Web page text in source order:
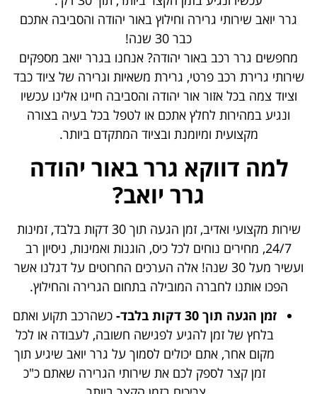
גרר יואב שירותי גרירה וחילוץ באור יהודה והסביבה אתכם
כבר 30 שנה!
מחפשים גרר רכב באור יהודה? אנחנו בגרר יואב מספקים
שירותי גרירת רכב פרטי, גרירת משאיות וגרירה של ציוד כבד
וציוד צמה בכל אזור אור יהודה והסביבה חייגו אלינו עכשיו
ונגיע במהירות לחלץ אתכם או לטפל בכל בעיה בצורה
מקצועית ומיומנת ובציוד המתקדם ביותר.
למה דווקא גרר באור יהודה
גרר יואב?
שירות מקצועי ואדיב, זמן הגעה תוך 30 דקות בלבד, זמינות
24/7, מחירים נוחים לכל כיס, הוגנות ואמינות, ניסיון רב
ועשיר מעל 30 שנה! אלה הערכים החרוטים על דגלנו אשר
הפכו אותנו לחברה המובילה בתחום הגרירה והחילוץ.
זמן הגעה תוך 30 דקות בלבד-
כשהרכב תקוע ואתם
בלחץ של זמן להגיע לפגישה חשובה, לעבודה או לכל
מקום אחר, אתם יכולים לסמוך על גרר יואב שיגיע תוך
זמן קצר לספק לכם את שירותי הגרירה שאתם כ"כ